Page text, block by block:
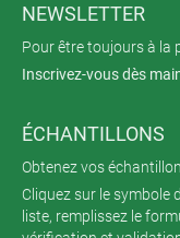
NEWSLETTER
Pour être toujours à la
Inscrivez-vous dès
ÉCHANTILLONS
Obtenez vos
Cliquez sur le symbole
liste, remplissez le